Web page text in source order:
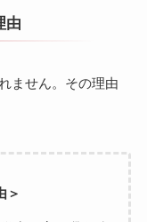
由
ません。その理由
＞